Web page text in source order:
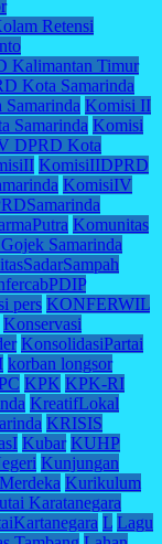
Retensi
Kalimantan Timur
Kota Samarinda
Komisi II
Samarinda Komisi
DPRD Kota
KomisiIIDPRD
KomisiIV
Komunitas
Samarinda
pers KONFERWIL
Konservasi
KonsolidasiPartai
korban longsor
KPK KPK-RI
KreatifLokal
KRISIS
Kubar KUHP
Kunjungan
Kurikulum
Karatanegara
L Lagu